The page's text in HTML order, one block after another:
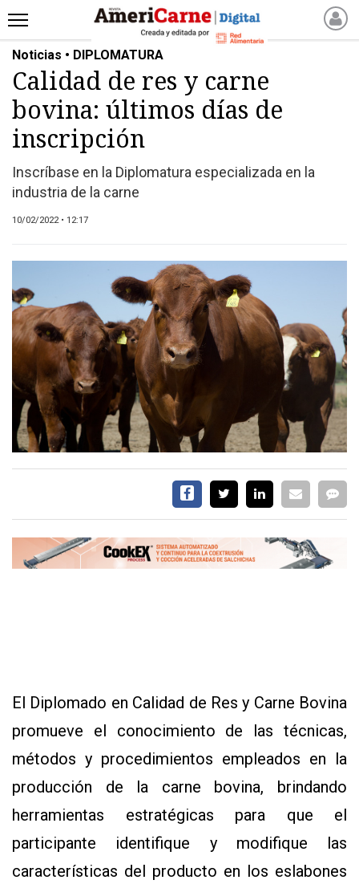
INICIO
NOTICIAS RECIENTES
NOTICIAS
ARTICULOS
PRODUCCIÓN
PROCESO
NUEVOS PRODUCTOS
REVISTAS
CATÁLOGO DE CORTES
DE CARNE VACUNA
EVENTOS Y
CAPACITACIONES
DIRECTORIO
CALENDARIO
MEDIA KIT
AYUDA
TÉRMINOS
Y
POLÍTICAS
PRIVACIDAD
DEL
QUIENES
Noticias • DIPLOMATURA
Calidad de res y carne
bovina: últimos días de
inscripción
Inscríbase en la Diplomatura especializada en la
industria de la carne
10/02/2022 • 12:17
El Diplomado en Calidad de Res y Carne Bovina
promueve el conocimiento de las técnicas,
métodos y procedimientos empleados en la
producción de la carne bovina, brindando
herramientas estratégicas para que el
participante identifique y modifique las
características del producto en los eslabones